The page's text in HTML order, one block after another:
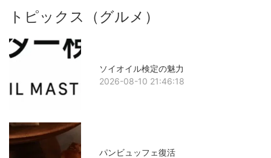
トピックス（グルメ）
ソイオイル検定の魅力
2026-08-10 21:46:18
パンビュッフェ復活